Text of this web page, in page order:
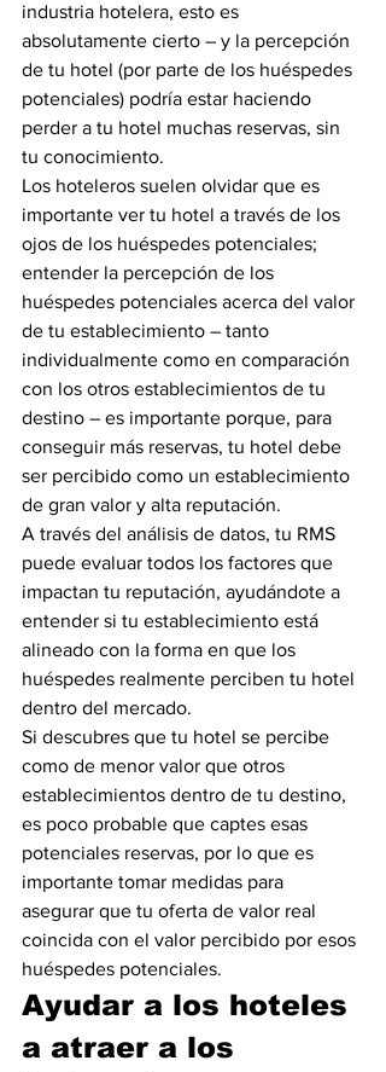
industria hotelera, esto es
absolutamente cierto – y la percepción
de tu hotel (por parte de los huéspedes
potenciales) podría estar haciendo
perder a tu hotel muchas reservas, sin
tu conocimiento.
Los hoteleros suelen olvidar que es
importante ver tu hotel a través de los
ojos de los huéspedes potenciales;
entender la percepción de los
huéspedes potenciales acerca del valor
de tu establecimiento – tanto
individualmente como en comparación
con los otros establecimientos de tu
destino – es importante porque, para
conseguir más reservas, tu hotel debe
ser percibido como un establecimiento
de gran valor y alta reputación.
A través del análisis de datos, tu RMS
puede evaluar todos los factores que
impactan tu reputación, ayudándote a
entender si tu establecimiento está
alineado con la forma en que los
huéspedes realmente perciben tu hotel
dentro del mercado.
Si descubres que tu hotel se percibe
como de menor valor que otros
establecimientos dentro de tu destino,
es poco probable que captes esas
potenciales reservas, por lo que es
importante tomar medidas para
asegurar que tu oferta de valor real
coincida con el valor percibido por esos
huéspedes potenciales.
Ayudar a los hoteles
a atraer a los